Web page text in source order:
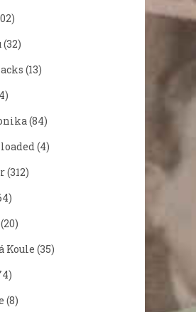
diplomku: Velká
známku z
chemii. Jiný zase řeší
(32)
(13)
(84)
(4)
(312)
(20)
Koule (35)
(8)